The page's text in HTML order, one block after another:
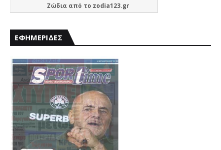
Ζώδια από το zodia123.gr
ΕΦΗΜΕΡΙΔΕΣ